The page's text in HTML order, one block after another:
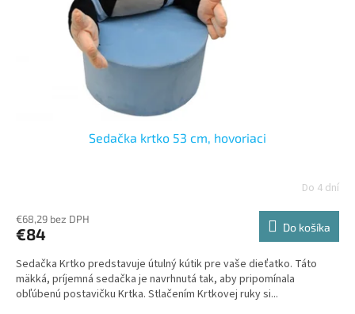
Sedačka krtko 53 cm, hovoriaci
Do 4 dní
€68,29 bez DPH
€84 Do košíka
Sedačka Krtko predstavuje útulný kútik pre vaše dieťatko. Táto
mäkká, príjemná sedačka je navrhnutá tak, aby pripomínala
obľúbenú postavičku Krtka. Stlačením Krtkovej ruky si...